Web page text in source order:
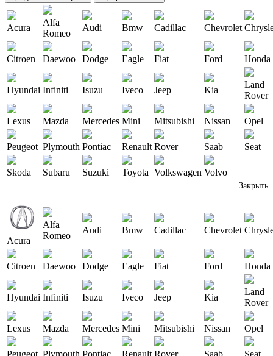
Acura
Alfa
Romeo
Audi Bmw Cadillac Chevrolet
Citroen Daewoo Dodge Eagle Fiat Ford Honda
Hyundai Infiniti Isuzu Iveco Jeep Kia
Land
Rover
Lexus Mazda Mercedes Mini Mitsubishi Nissan Opel
Peugeot Plymouth Pontiac Renault Rover Saab Seat
Skoda Subaru Suzuki Toyota Volkswagen Volvo
Закрыть
Acura
Alfa
Romeo
Audi Bmw Cadillac Chevrolet
Citroen Daewoo Dodge Eagle Fiat Ford Honda
Hyundai Infiniti Isuzu Iveco Jeep Kia
Land
Rover
Lexus Mazda Mercedes Mini Mitsubishi Nissan Opel
Peugeot Plymouth Pontiac Renault Rover Saab Seat